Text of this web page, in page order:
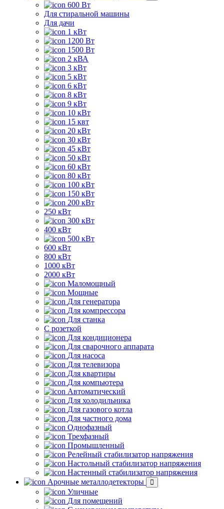
600 Вт
Для стиральной машины
Для дачи
1 кВт
1200 Вт
1500 Вт
2 кВА
3 кВт
5 кВт
6 кВт
8 кВт
9 кВт
10 кВт
15 квт
20 кВт
30 кВт
45 кВт
50 кВт
60 кВт
80 кВт
100 кВт
150 кВт
200 кВт
250 кВт
300 кВт
400 кВт
500 кВт
600 кВт
800 кВт
1000 кВт
2000 кВт
Маломощный
Мощные
Для генератора
Для компрессора
Для станка
C розеткой
Для кондиционера
Для сварочного аппарата
Для насоса
Для телевизора
Для квартиры
Для компьютера
Автоматический
Для холодильника
Для газового котла
Для частного дома
Однофазный
Трехфазный
Промышленный
Релейный стабилизатор напряжения
Настольный стабилизатор напряжения
Настенный стабилизатор напряжения
Арочные металлодетекторы
Уличные
Для помещений